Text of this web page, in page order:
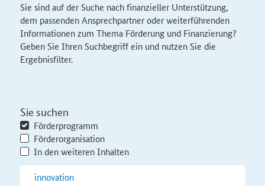
Sie sind auf der Suche nach finanzieller Unterstützung,
dem passenden Ansprechpartner oder weiterführenden
Informationen zum Thema Förderung und Finanzierung?
Geben Sie Ihren Suchbegriff ein und nutzen Sie die
Ergebnisfilter.
Sie suchen
Förderprogramm
Förderorganisation
In den weiteren Inhalten